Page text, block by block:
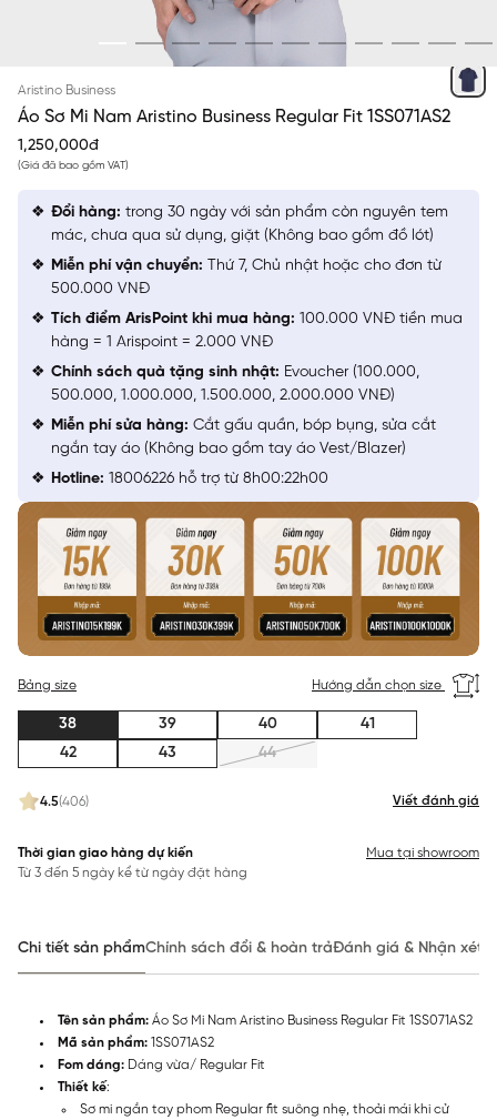
Aristino Business
Áo Sơ Mi Nam Aristino Business Regular Fit 1SS071AS2
1,250,000đ
(Giá đã bao gồm VAT)
4.5(406) Viết đánh giá
Bảng size Hướng dẫn chọn size
38 39 40
41
42
43 44
Thời gian giao hàng dự kiến
Từ 3 đến 5 ngày kể từ ngày đặt hàng
Mua tại showroom
Đổi hàng: trong 30 ngày với sản phẩm còn nguyên tem
mác, chưa qua sử dụng, giặt (Không bao gồm đồ lót)
Miễn phí vận chuyển: Thứ 7, Chủ nhật hoặc cho đơn từ
500.000 VNĐ
Tích điểm ArisPoint khi mua hàng: 100.000 VNĐ tiền mua
hàng = 1 Arispoint = 2.000 VNĐ
Chính sách quà tặng sinh nhật: Evoucher (100.000,
500.000, 1.000.000, 1.500.000, 2.000.000 VNĐ)
Miễn phí sửa hàng: Cắt gấu quần, bóp bụng, sửa cắt
ngắn tay áo (Không bao gồm tay áo Vest/Blazer)
Hotline: 18006226 hỗ trợ từ 8h00:22h00
Chi tiết sản phẩmChính sách đổi & hoàn trảĐánh giá & Nhận xét
Tên sản phẩm: Áo Sơ Mi Nam Aristino Business Regular Fit 1SS071AS2
Mã sản phẩm: 1SS071AS2
Fom dáng: Dáng vừa/ Regular Fit
Thiết kế:
Sơ mi ngắn tay phom Regular fit suông nhẹ, thoải mái khi cử